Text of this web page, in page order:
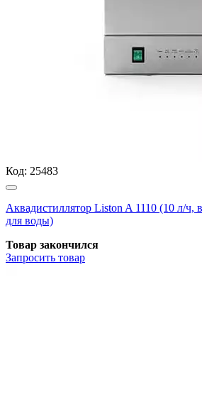
Код: 25483
Аквадистиллятор Liston A 1110 (10 л/ч,
для воды)
Товар закончился
Запросить товар